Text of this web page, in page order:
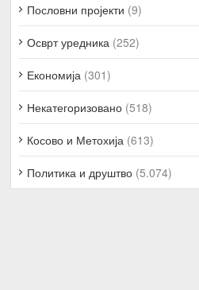
Пословни пројекти (9)
Осврт уредника (252)
Економија (301)
Некатегоризовано (518)
Косово и Метохија (613)
Политика и друштво (5.074)